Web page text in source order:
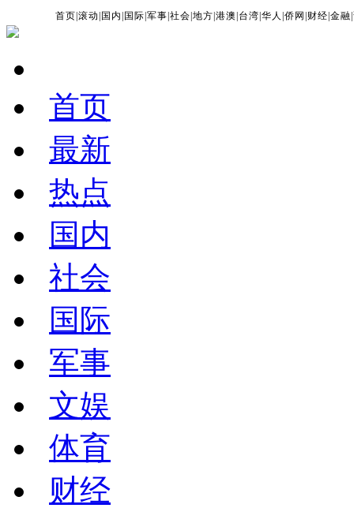
首页 |滚动 国内 国际 |军事 |社会 |地方 |港澳 台湾 |华人 |侨网 财经 |金融 |
首页
最新
热点
国内
社会
国际
军事
文娱
体育
财经